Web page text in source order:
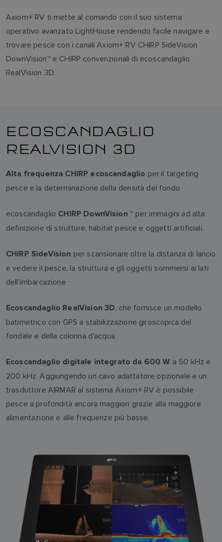
Axiom+ RV ti mette al comando con il suo sistema
operativo avanzato LightHouse rendendo facile navigare e
trovare pesce con i canali Axiom+ RV CHIRP SideVision
DownVision™ e CHIRP convenzionali di ecoscandaglio
RealVision 3D.
ECOSCANDAGLIO
REALVISION 3D
Alta frequenza CHIRP ecoscandaglio per il targeting
pesce e la determinazione della densità del fondo
ecoscandaglio CHIRP DownVision ™ per immagini ad alta
definizione di strutture, habitat pesce e oggetti artificiali.
CHIRP SideVision per scansionare oltre la distanza di lancio
e vedere il pesce, la struttura e gli oggetti sommersi ai lati
dell'imbarcazione
Ecoscandaglio RealVision 3D, che fornisce un modello
batimetrico con GPS a stabilizzazione giroscopica del
fondale e della colonna d'acqua
Ecoscandaglio digitale integrato da 600 W a 50 kHz e
200 kHz. Aggiungendo un cavo adattatore opzionale e un
trasduttore AIRMAR al sistema Axiom+ RV è possibile
pesce a profondità ancora maggiori grazie alla maggiore
alimentazione e alle frequenze più basse.